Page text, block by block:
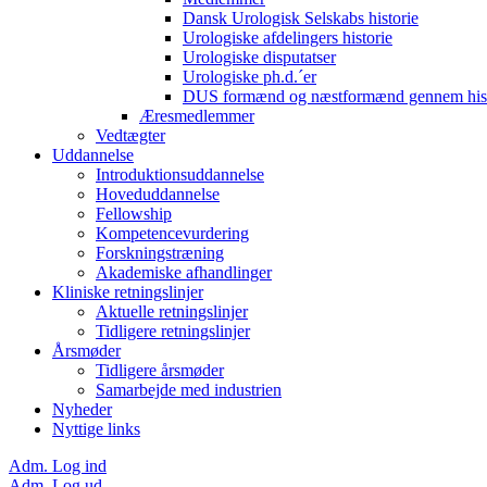
Dansk Urologisk Selskabs historie
Urologiske afdelingers historie
Urologiske disputatser
Urologiske ph.d.´er
DUS formænd og næstformænd gennem
Æresmedlemmer
Vedtægter
Uddannelse
Introduktionsuddannelse
Hoveduddannelse
Fellowship
Kompetencevurdering
Forskningstræning
Akademiske afhandlinger
Kliniske retningslinjer
Aktuelle retningslinjer
Tidligere retningslinjer
Årsmøder
Tidligere årsmøder
Samarbejde med industrien
Nyheder
Nyttige links
Adm. Log ind